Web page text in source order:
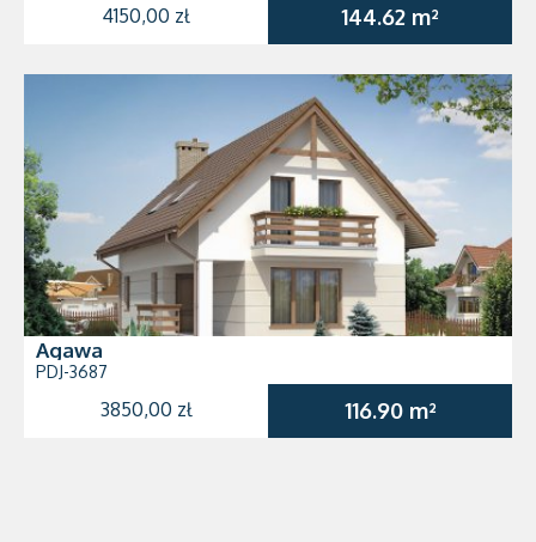
4150,00 zł 144.62 m²
Agawa
PDJ-3687
3850,00 zł 116.90 m²